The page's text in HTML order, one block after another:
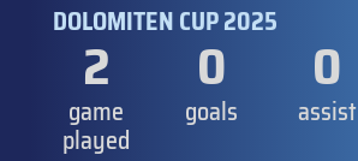
DOLOMITEN CUP 2025
2
game
played
0
goals
0
assist